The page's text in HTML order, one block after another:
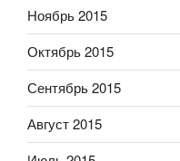
Ноябрь 2015
Октябрь 2015
Сентябрь 2015
Август 2015